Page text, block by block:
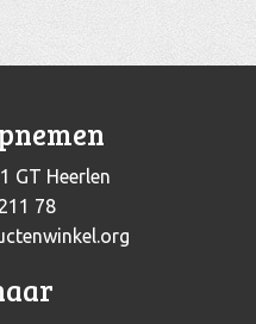
GT Heerlen
78